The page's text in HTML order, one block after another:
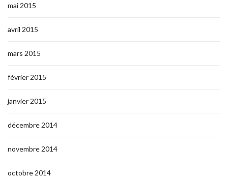
mai 2015
avril 2015
mars 2015
février 2015
janvier 2015
décembre 2014
novembre 2014
octobre 2014